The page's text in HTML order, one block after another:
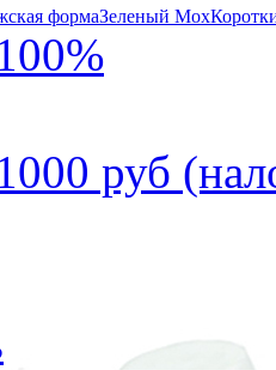
формаЗеленый Мох
руб